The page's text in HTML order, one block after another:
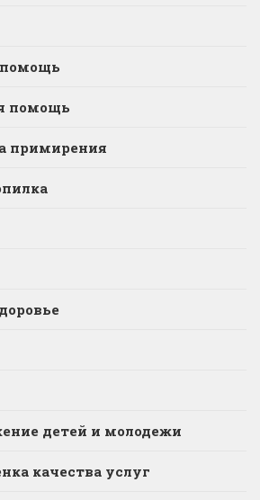
помощь
помощь
примирения
детей и молодежи
качества услуг